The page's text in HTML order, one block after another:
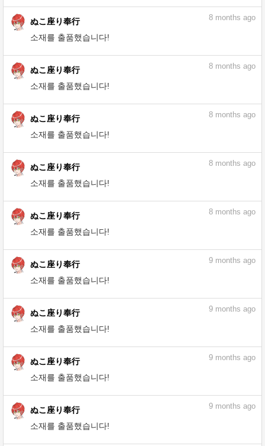
화면을 생동감 있게 만드는 재료들 - CLIP
assets.clip-studio.com
ぬこ座り奉行
소재를 출품했습니다!
ぬこ座り奉行
소재를 출품했습니다!
ぬこ座り奉行
소재를 출품했습니다!
ぬこ座り奉行
소재를 출품했습니다!
ぬこ座り奉行
소재를 출품했습니다!
ぬこ座り奉行
소재를 출품했습니다!
ぬこ座り奉行
소재를 출품했습니다!